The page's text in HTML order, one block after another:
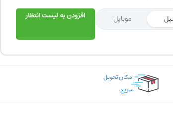
موبایل افزودن به لیست انتظار
امکان تحویل
سریع